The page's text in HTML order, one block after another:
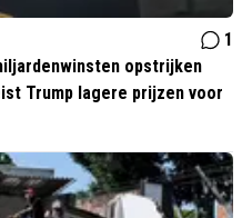
1
opstrijken
Trump lagere prijzen voor